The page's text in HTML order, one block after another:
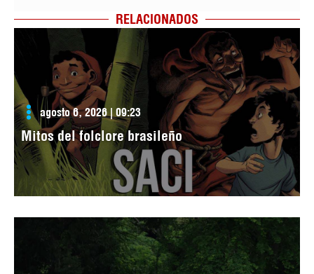
RELACIONADOS
agosto 6, 2026 | 09:23
Mitos del folclore brasileño